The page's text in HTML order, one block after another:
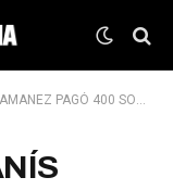
NO 5MIL DÓLARES | La Chismería | CanalYA